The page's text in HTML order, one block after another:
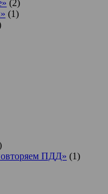
(2)
(1)
ПДД» (1)